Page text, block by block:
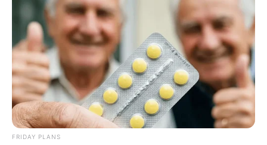
FRIDAY PLANS